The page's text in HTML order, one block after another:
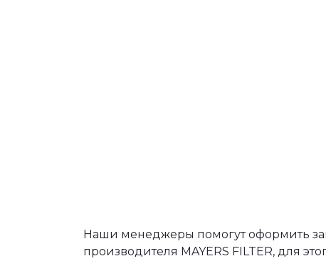
Наши менеджеры помогут оформить
производителя MAYERS FILTER, для